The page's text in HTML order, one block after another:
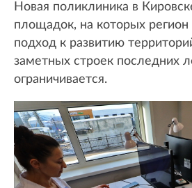
Новая поликлиника в
площадок, на которых регион
подход к развитию
заметных строек последних
ограничивается.